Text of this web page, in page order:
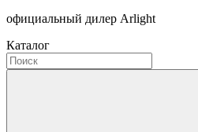
официальный дилер Arlight
Каталог